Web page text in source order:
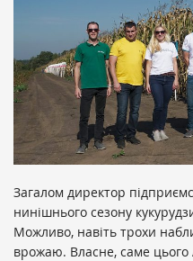
Загалом директор
нинішнього сезону
Можливо, навіть трохи
врожаю. Власне, саме цього